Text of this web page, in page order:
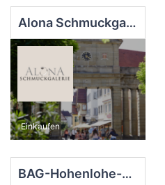
Alona Schmuckgalerie
Einkaufen
BAG-Hohenlohe-Raiffeisen